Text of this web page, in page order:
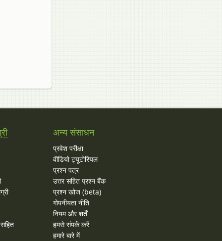
अन्य संसाधन
प्रवेश परीक्षा
वीडियो ट्यूटोरियल
प्रश्न पत्र
उत्तर सहित प्रश्न बैंक
प्रश्न खोज (beta)
गोपनीयता नीति
नियम और शर्तें
हमसे संपर्क करें
हमारे बारे में